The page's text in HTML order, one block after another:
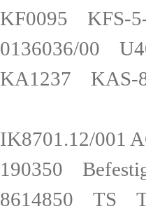
KF0095
0136036/00
KA1237 KAS-
IK8701.12/
190350
8614850 TS